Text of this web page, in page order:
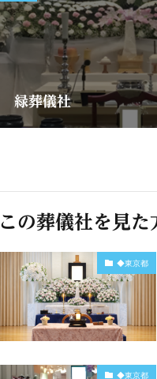
緑葬儀社
この葬儀社を見
◆東京都
◆東京都